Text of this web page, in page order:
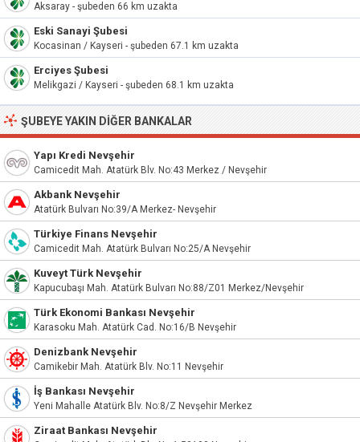
Aksaray - şubeden 66 km uzakta
Eski Sanayi Şubesi
Kocasinan / Kayseri - şubeden 67.1 km uzakta
Erciyes Şubesi
Melikgazi / Kayseri - şubeden 68.1 km uzakta
ŞUBEYE YAKIN DIĞER BANKALAR
Yapı Kredi Nevşehir
Camicedit Mah. Atatürk Blv. No:43 Merkez / Nevşehir
Akbank Nevşehir
Atatürk Bulvarı No:39/A Merkez- Nevşehir
Türkiye Finans Nevşehir
Camicedit Mah. Atatürk Bulvarı No:25/A Nevşehir
Kuveyt Türk Nevşehir
Kapucubaşı Mah. Atatürk Bulvarı No:88/Z01 Merkez/Nevşehir
Türk Ekonomi Bankası Nevşehir
Karasoku Mah. Atatürk Cad. No:16/B Nevşehir
Denizbank Nevşehir
Camikebir Mah. Atatürk Blv. No:11 Nevşehir
İş Bankası Nevşehir
Yeni Mahalle Atatürk Blv. No:8/Z Nevşehir Merkez
Ziraat Bankası Nevşehir